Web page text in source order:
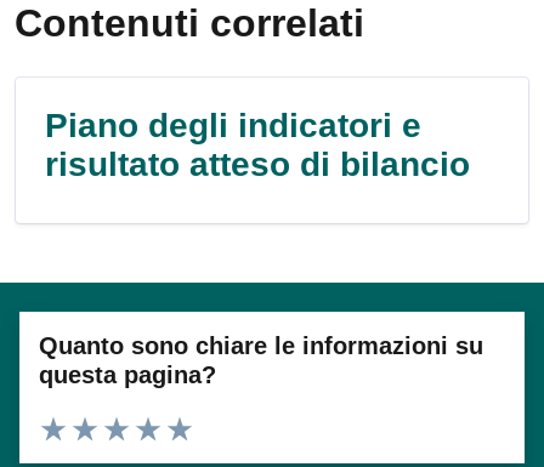
Contenuti correlati
Piano degli indicatori e
risultato atteso di bilancio
Quanto sono chiare le informazioni su
questa pagina?